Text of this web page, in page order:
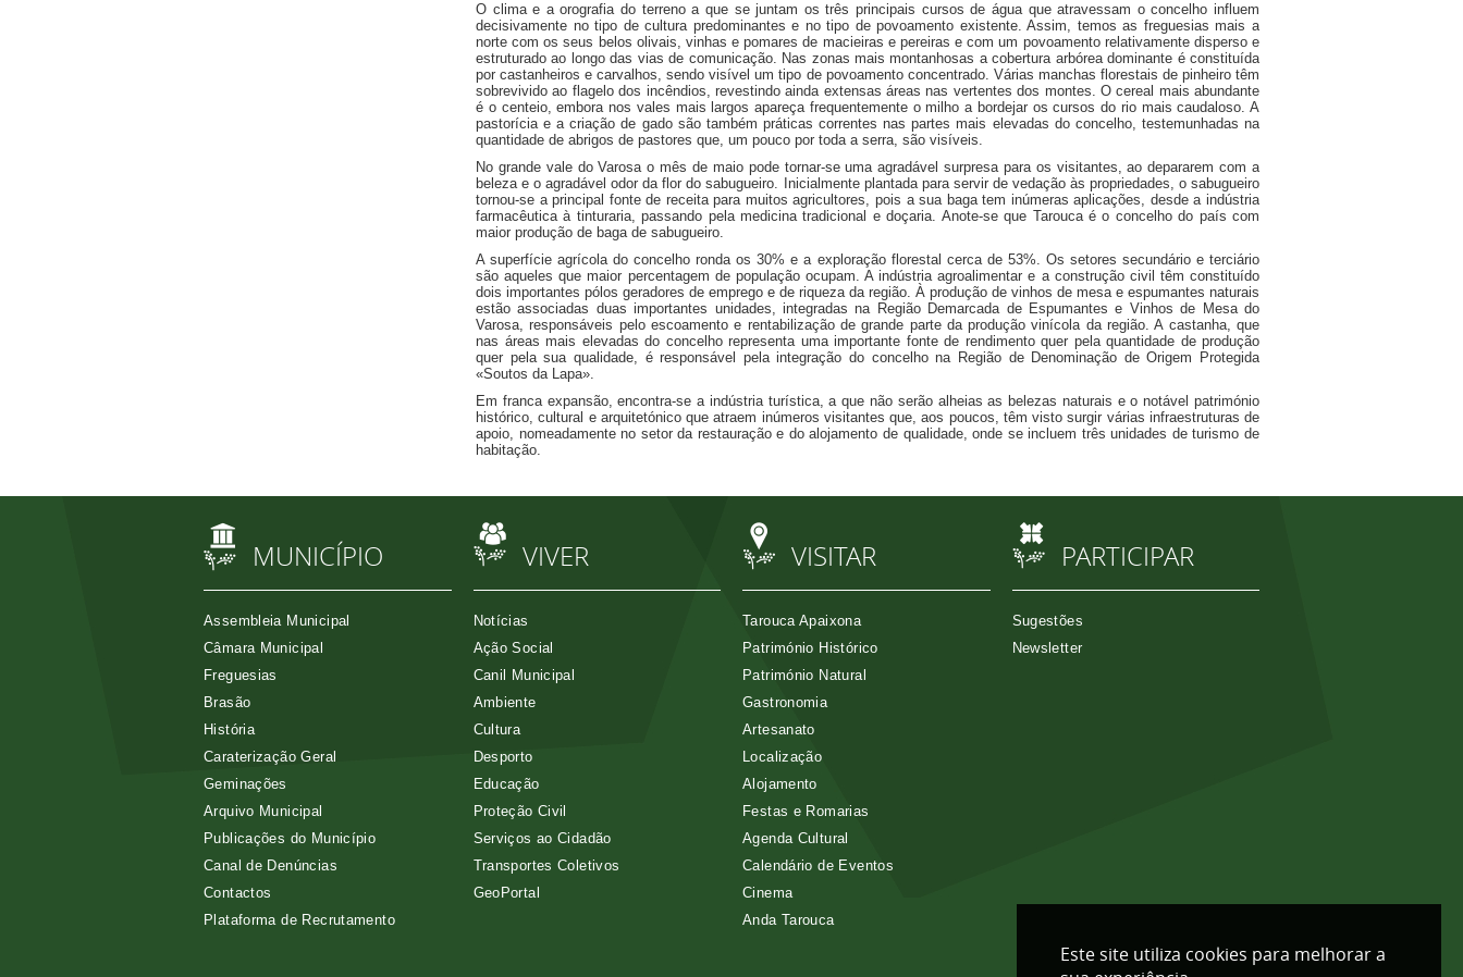
O clima e a orografia do terreno a que se juntam os três principais cursos de água que atravessam o concelho influem
decisivamente no tipo de cultura predominantes e no tipo de povoamento existente. Assim, temos as freguesias mais a
norte com os seus belos olivais, vinhas e pomares de macieiras e pereiras e com um povoamento relativamente disperso e
estruturado ao longo das vias de comunicação. Nas zonas mais montanhosas a cobertura arbórea dominante é constituída
por castanheiros e carvalhos, sendo visível um tipo de povoamento concentrado. Várias manchas florestais de pinheiro têm
sobrevivido ao flagelo dos incêndios, revestindo ainda extensas áreas nas vertentes dos montes. O cereal mais abundante
é o centeio, embora nos vales mais largos apareça frequentemente o milho a bordejar os cursos do rio mais caudaloso. A
pastorícia e a criação de gado são também práticas correntes nas partes mais elevadas do concelho, testemunhadas na
quantidade de abrigos de pastores que, um pouco por toda a serra, são visíveis.
No grande vale do Varosa o mês de maio pode tornar-se uma agradável surpresa para os visitantes, ao depararem com a
beleza e o agradável odor da flor do sabugueiro. Inicialmente plantada para servir de vedação às propriedades, o sabugueiro
tornou-se a principal fonte de receita para muitos agricultores, pois a sua baga tem inúmeras aplicações, desde a indústria
farmacêutica à tinturaria, passando pela medicina tradicional e doçaria. Anote-se que Tarouca é o concelho do país com
maior produção de baga de sabugueiro.
A superfície agrícola do concelho ronda os 30% e a exploração florestal cerca de 53%. Os setores secundário e terciário
são aqueles que maior percentagem de população ocupam. A indústria agroalimentar e a construção civil têm constituído
dois importantes pólos geradores de emprego e de riqueza da região. À produção de vinhos de mesa e espumantes naturais
estão associadas duas importantes unidades, integradas na Região Demarcada de Espumantes e Vinhos de Mesa do
Varosa, responsáveis pelo escoamento e rentabilização de grande parte da produção vinícola da região. A castanha, que
nas áreas mais elevadas do concelho representa uma importante fonte de rendimento quer pela quantidade de produção
quer pela sua qualidade, é responsável pela integração do concelho na Região de Denominação de Origem Protegida
«Soutos da Lapa».
Em franca expansão, encontra-se a indústria turística, a que não serão alheias as belezas naturais e o notável património
histórico, cultural e arquitetónico que atraem inúmeros visitantes que, aos poucos, têm visto surgir várias infraestruturas de
apoio, nomeadamente no setor da restauração e do alojamento de qualidade, onde se incluem três unidades de turismo de
habitação.
MUNICÍPIO
Assembleia Municipal
Câmara Municipal
Freguesias
Brasão
História
Caraterização Geral
Geminações
Arquivo Municipal
Publicações do Município
Canal de Denúncias
Contactos
Plataforma de Recrutamento
VIVER
Notícias
Ação Social
Canil Municipal
Ambiente
Cultura
Desporto
Educação
Proteção Civil
Serviços ao Cidadão
Transportes Coletivos
GeoPortal
VISITAR
Tarouca Apaixona
Património Histórico
Património Natural
Gastronomia
Artesanato
Localização
Alojamento
Festas e Romarias
Agenda Cultural
Calendário de Eventos
Cinema
Anda Tarouca
PARTICIPAR
Sugestões
Newsletter
Este site utiliza cookies para melhorar a